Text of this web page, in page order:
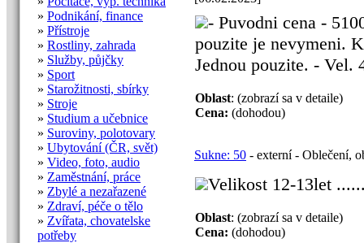
» Podnikání, finance
» Přístroje
» Rostliny, zahrada
» Služby, půjčky
» Sport
» Starožitnosti, sbírky
» Stroje
» Studium a učebnice
» Suroviny, polotovary
» Ubytování (ČR, svět)
» Video, foto, audio
» Zaměstnání, práce
» Zbylé a nezařazené
» Zdraví, péče o tělo
» Zvířata, chovatelske
potřeby
- Puvodni cena -
pouzite je nevymeni.
Jednou pouzite. - Vel.
Oblast: (zobrazí sa v detaile)
Cena: (dohodou)
Sukne: 50 - externí - Oblečení,
Velikost 12-13let
Oblast: (zobrazí sa v detaile)
Cena: (dohodou)